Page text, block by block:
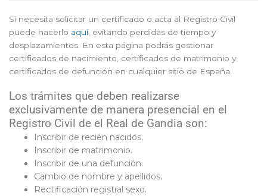
Si necesita solicitar un certificado o acta al Registro Civil
puede hacerlo aquí, evitando perdidas de tiempo y
desplazamientos. En esta página podrás gestionar
certificados de nacimiento, certificados de matrimonio y
certificados de defunción en cualquier sitio de España.
Los trámites que deben realizarse
exclusivamente de manera presencial en el
Registro Civil de el Real de Gandia son:
Inscribir de recién nacidos.
Inscribir de matrimonio.
Inscribir de una defunción.
Cambio de nombre y apellidos.
Rectificación registral sexo.